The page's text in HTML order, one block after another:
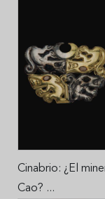
Cinabrio: ¿El
Cao? ...